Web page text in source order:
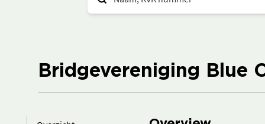
Bridgevereniging Blue